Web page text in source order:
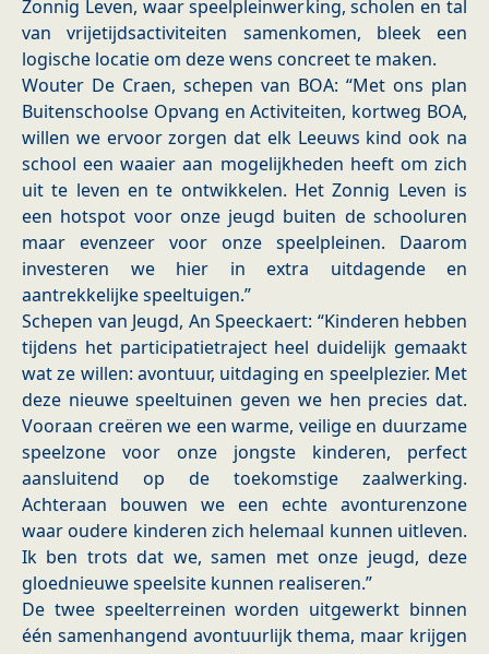
Zonnig Leven, waar speelpleinwerking, scholen en tal
van vrijetijdsactiviteiten samenkomen, bleek een
logische locatie om deze wens concreet te maken.
Wouter De Craen, schepen van BOA: “Met ons plan
Buitenschoolse Opvang en Activiteiten, kortweg BOA,
willen we ervoor zorgen dat elk Leeuws kind ook na
school een waaier aan mogelijkheden heeft om zich
uit te leven en te ontwikkelen. Het Zonnig Leven is
een hotspot voor onze jeugd buiten de schooluren
maar evenzeer voor onze speelpleinen. Daarom
investeren we hier in extra uitdagende en
aantrekkelijke speeltuigen.”
Schepen van Jeugd, An Speeckaert: “Kinderen hebben
tijdens het participatietraject heel duidelijk gemaakt
wat ze willen: avontuur, uitdaging en speelplezier. Met
deze nieuwe speeltuinen geven we hen precies dat.
Vooraan creëren we een warme, veilige en duurzame
speelzone voor onze jongste kinderen, perfect
aansluitend op de toekomstige zaalwerking.
Achteraan bouwen we een echte avonturenzone
waar oudere kinderen zich helemaal kunnen uitleven.
Ik ben trots dat we, samen met onze jeugd, deze
gloednieuwe speelsite kunnen realiseren.”
De twee speelterreinen worden uitgewerkt binnen
één samenhangend avontuurlijk thema, maar krijgen